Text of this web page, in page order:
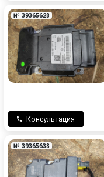
№ 39365628
Консультация
№ 39365638